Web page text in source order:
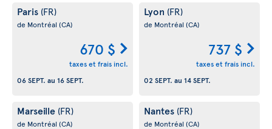
Paris (FR)
de Montréal (CA)
670 $
taxes et frais incl.
06 SEPT. au 16 SEPT.
Lyon (FR)
de Montréal (CA)
737 $
taxes et frais incl.
02 SEPT. au 14 SEPT.
Marseille (FR)
de Montréal (CA)
Nantes (FR)
de Montréal (CA)